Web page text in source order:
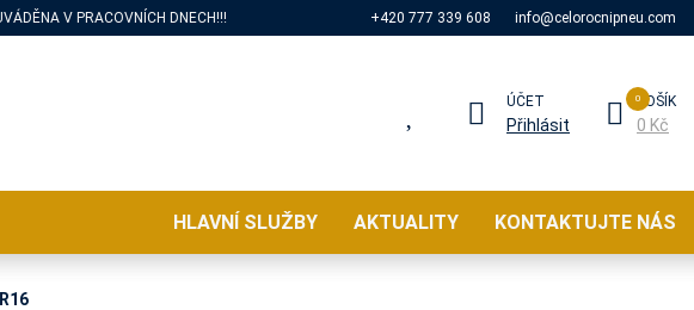
V PRACOVNÍCH DNECH!!! +420 777 339 608 info@celorocnipneu.com
ÚČET
Přihlásit
KOŠÍK
0 Kč
HLAVNÍ SLUŽBY AKTUALITY KONTAKTUJTE NÁS